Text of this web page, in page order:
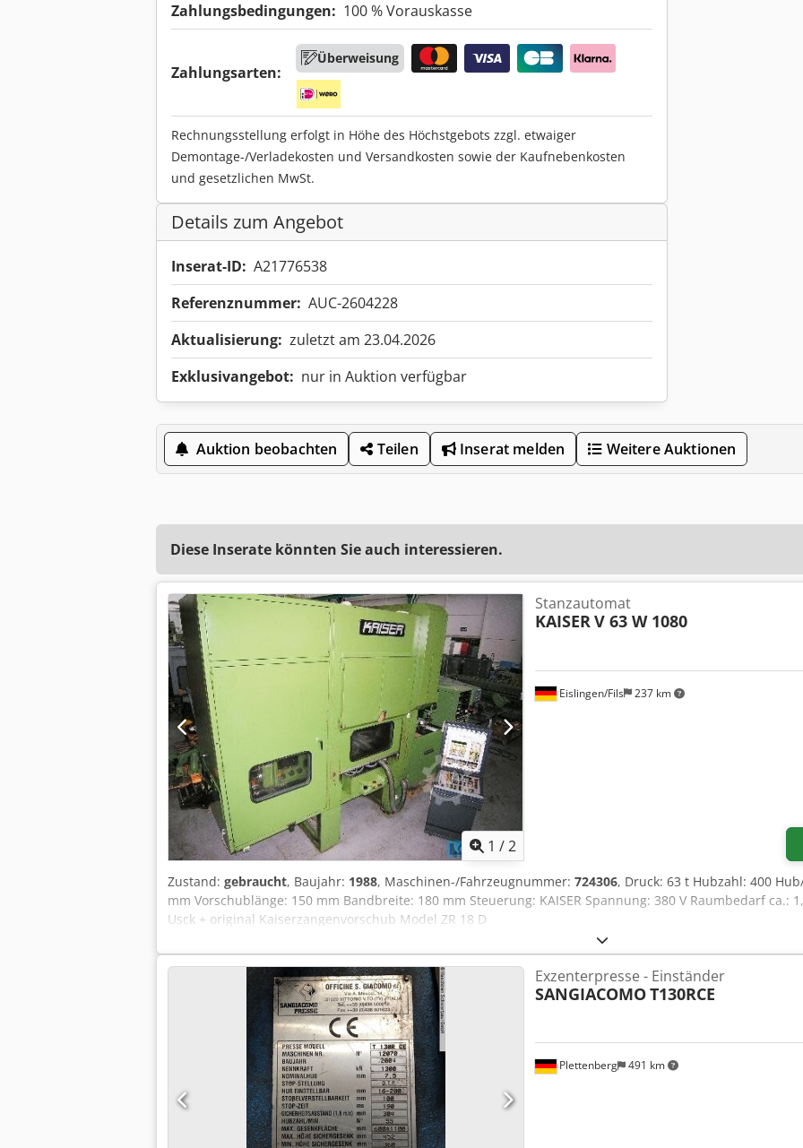
Zahlungsbedingungen: 100 % Vorauskasse
Zahlungsarten:
Überweisung
Rechnungsstellung erfolgt in Höhe des Höchstgebots zzgl. etwaiger
Demontage-/Verladekosten und Versandkosten sowie der Kaufnebenkosten
und gesetzlichen MwSt.
Details zum Angebot
Inserat-ID: A21776538
Referenznummer: AUC-2604228
Aktualisierung: zuletzt am 23.04.2026
Exklusivangebot: nur in Auktion verfügbar
Auktion beobachten Teilen Inserat melden Weitere Auktionen
Diese Inserate könnten Sie auch interessieren.
1 /2
Eislingen/Fils 237 km
Stanzautomat
KAISERV 63 W 1080
Zustand: gebraucht, Baujahr: 1988, Maschinen-/Fahrzeugnummer: 724306, Druck: 63 t Hubzahl: 400
mm Vorschublänge: 150 mm Bandbreite: 180 mm Steuerung: KAISER Spannung: 380 V Raumbedarf ca.:
Usck + original Kaiserzangenvorschub Model ZR 18 D
Plettenberg 491 km
Exzenterpresse - Einständer
SANGIACOMOT130RCE